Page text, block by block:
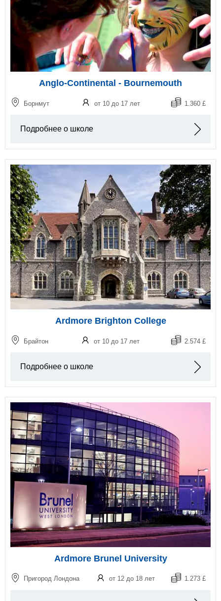
Anglo-Continental - Bournemouth
Борнмут от 10 до 17 лет 1.360 £
Подробнее о школе
Ardmore Brighton College
Брайтон от 10 до 17 лет 2.574 £
Подробнее о школе
Ardmore Brunel University
Пригород Лондона от 12 до 18 лет 1.273 £